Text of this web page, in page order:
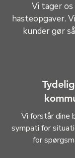
Vi tager
hasteopgaver.
kunder gør
Vi forstår dine
sympati for
for